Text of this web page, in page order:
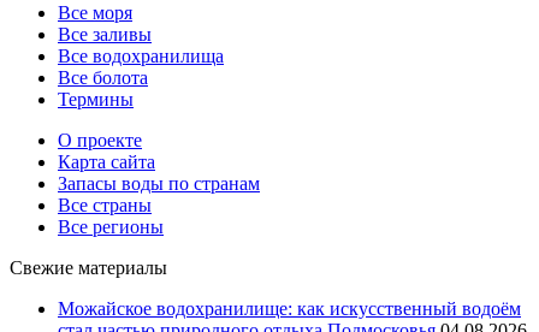
Все моря
Все заливы
Все водохранилища
Все болота
Термины
О проекте
Карта сайта
Запасы воды по странам
Все страны
Все регионы
Свежие материалы
Можайское водохранилище: как искусственный водоём